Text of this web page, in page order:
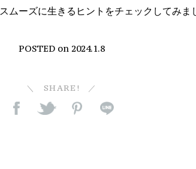
スムーズに生きるヒントをチェックしてみま
POSTED on 2024.1.8
SHARE!